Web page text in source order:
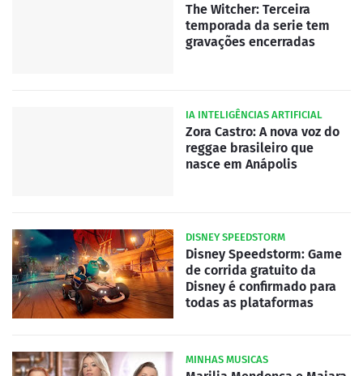
The Witcher: Terceira
temporada da serie tem
gravações encerradas
IA INTELIGÊNCIAS ARTIFICIAL
Zora Castro: A nova voz do
reggae brasileiro que
nasce em Anápolis
DISNEY SPEEDSTORM
Disney Speedstorm: Game
de corrida gratuito da
Disney é confirmado para
todas as plataformas
MINHAS MUSICAS